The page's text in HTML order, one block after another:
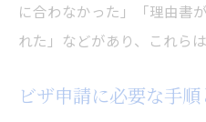
に合わなかった」「理由書
れた」などがあり、これら
ビザ申請に必要な手